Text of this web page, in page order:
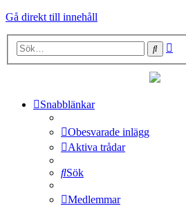
Gå direkt till innehåll
Sök
Snabblänkar
Obesvarade inlägg
Aktiva trådar
Sök
Medlemmar